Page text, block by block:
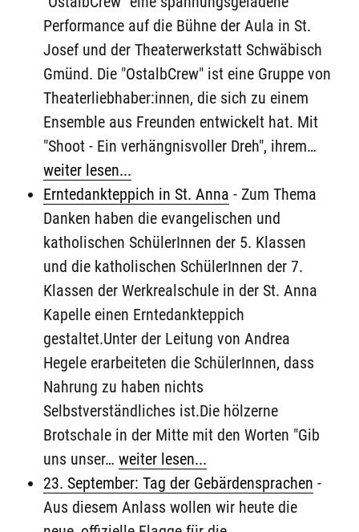
Performance auf die Bühne der Aula in St.
Josef und der Theaterwerkstatt Schwäbisch
Gmünd. Die "OstalbCrew" ist eine Gruppe von
Theaterliebhaber:innen, die sich zu einem
Ensemble aus Freunden entwickelt hat. Mit
"Shoot - Ein verhängnisvoller Dreh", ihrem…
weiter lesen...
Erntedankteppich in St. Anna - Zum Thema
Danken haben die evangelischen und
katholischen SchülerInnen der 5. Klassen
und die katholischen SchülerInnen der 7.
Klassen der Werkrealschule in der St. Anna
Kapelle einen Erntedankteppich
gestaltet.Unter der Leitung von Andrea
Hegele erarbeiteten die SchülerInnen, dass
Nahrung zu haben nichts
Selbstverständliches ist.Die hölzerne
Brotschale in der Mitte mit den Worten "Gib
uns unser…weiter lesen...
23. September: Tag der Gebärdensprachen -
Aus diesem Anlass wollen wir heute die